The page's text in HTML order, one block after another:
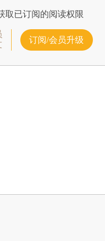
取已订阅的阅读权限
订阅/会员升级